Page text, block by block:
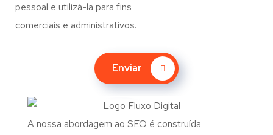
pessoal e utilizá-la para fins
comerciais e administrativos.
Enviar
A nossa abordagem ao SEO é construída